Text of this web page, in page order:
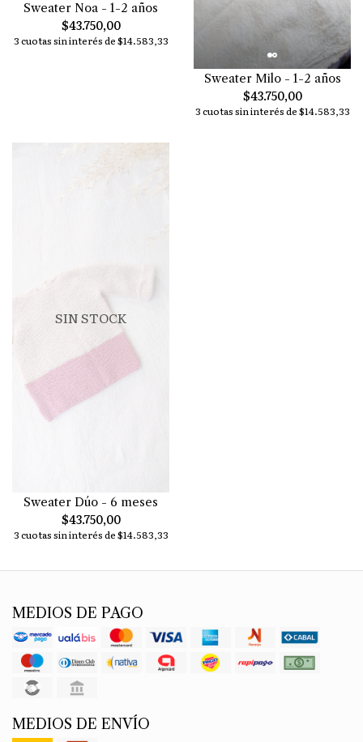
Sweater Noa - 1-2 años
$43.750,00
3 cuotas sin interés de $14.583,33
Sweater Milo - 1-2 años
$43.750,00
3 cuotas sin interés de $14.583,33
SIN STOCK
Sweater Dúo - 6 meses
$43.750,00
3 cuotas sin interés de $14.583,33
MEDIOS DE PAGO
MEDIOS DE ENVÍO